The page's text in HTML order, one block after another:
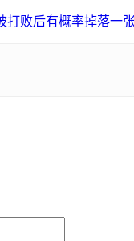
打败后有概率掉落